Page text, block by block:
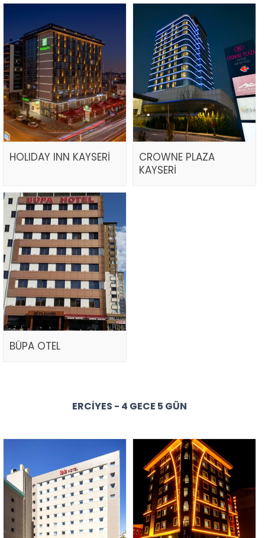
HOLIDAY INN KAYSERİ
CROWNE PLAZA
KAYSERİ
BÜPA OTEL
ERCIYES - 4 GECE 5 GÜN